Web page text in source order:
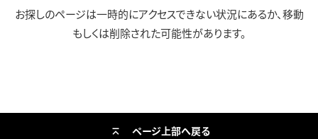
お探しのページは一時的にアクセスできない状況にあるか、移動
もしくは削除された可能性があります。
ページ上部へ戻る